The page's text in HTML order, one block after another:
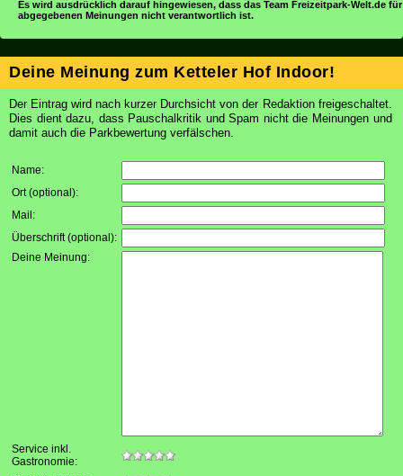
Es wird ausdrücklich darauf hingewiesen, dass das Team Freizeitpark-Welt.de
abgegebenen Meinungen nicht verantwortlich ist.
Deine Meinung zum Ketteler Hof Indoor!
Der Eintrag wird nach kurzer Durchsicht von der Redaktion freigeschaltet.
Dies dient dazu, dass Pauschalkritik und Spam nicht die Meinungen und
damit auch die Parkbewertung verfälschen.
Name:
Ort (optional):
Mail:
Überschrift (optional):
Deine Meinung:
Service inkl.
Gastronomie: